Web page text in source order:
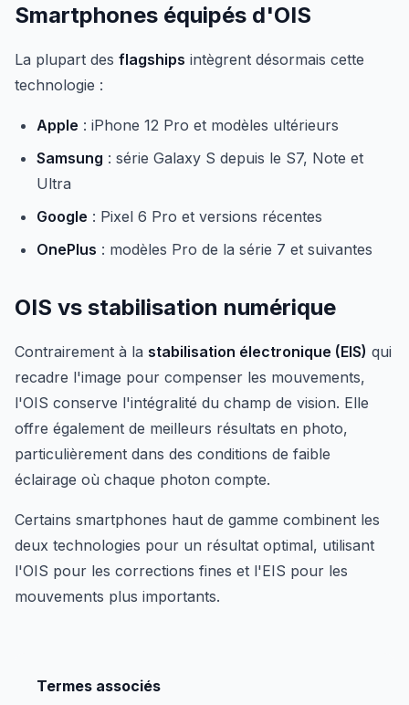
Smartphones équipés d'OIS
La plupart des flagships intègrent désormais cette
technologie :
Apple : iPhone 12 Pro et modèles ultérieurs
Samsung : série Galaxy S depuis le S7, Note et
Ultra
Google : Pixel 6 Pro et versions récentes
OnePlus : modèles Pro de la série 7 et suivantes
OIS vs stabilisation numérique
Contrairement à la stabilisation électronique (EIS) qui
recadre l'image pour compenser les mouvements,
l'OIS conserve l'intégralité du champ de vision. Elle
offre également de meilleurs résultats en photo,
particulièrement dans des conditions de faible
éclairage où chaque photon compte.
Certains smartphones haut de gamme combinent les
deux technologies pour un résultat optimal, utilisant
l'OIS pour les corrections fines et l'EIS pour les
mouvements plus importants.
Termes associés